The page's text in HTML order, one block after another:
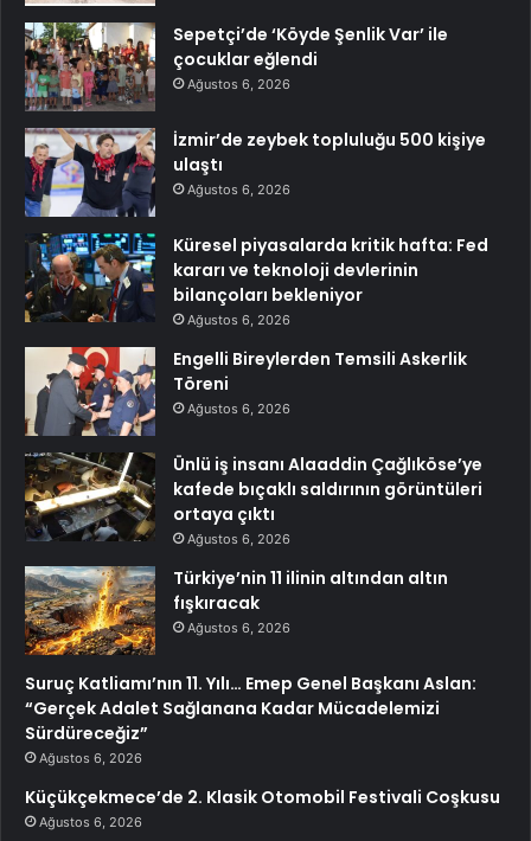
Sepetçi’de ‘Köyde Şenlik Var’ ile
çocuklar eğlendi
Ağustos 6, 2026
İzmir’de zeybek topluluğu 500 kişiye
ulaştı
Ağustos 6, 2026
Küresel piyasalarda kritik hafta: Fed
kararı ve teknoloji devlerinin
bilançoları bekleniyor
Ağustos 6, 2026
Engelli Bireylerden Temsili Askerlik
Töreni
Ağustos 6, 2026
Ünlü iş insanı Alaaddin Çağlıköse’ye
kafede bıçaklı saldırının görüntüleri
ortaya çıktı
Ağustos 6, 2026
Türkiye’nin 11 ilinin altından altın
fışkıracak
Ağustos 6, 2026
Suruç Katliamı’nın 11. Yılı… Emep Genel Başkanı Aslan:
“Gerçek Adalet Sağlanana Kadar Mücadelemizi
Sürdüreceğiz”
Ağustos 6, 2026
Küçükçekmece’de 2. Klasik Otomobil Festivali Coşkusu
Ağustos 6, 2026